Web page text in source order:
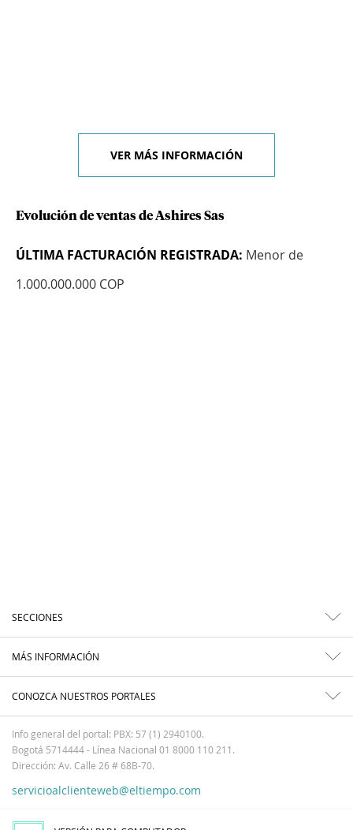
VER MÁS INFORMACIÓN
Evolución de ventas de Ashires Sas
ÚLTIMA FACTURACIÓN REGISTRADA: Menor de
1.000.000.000 COP
SECCIONES
MÁS INFORMACIÓN
CONOZCA NUESTROS PORTALES
Info general del portal: PBX: 57 (1) 2940100.
Bogotá 5714444 - Línea Nacional 01 8000 110 211.
Dirección: Av. Calle 26 # 68B-70.
servicioalclienteweb@eltiempo.com